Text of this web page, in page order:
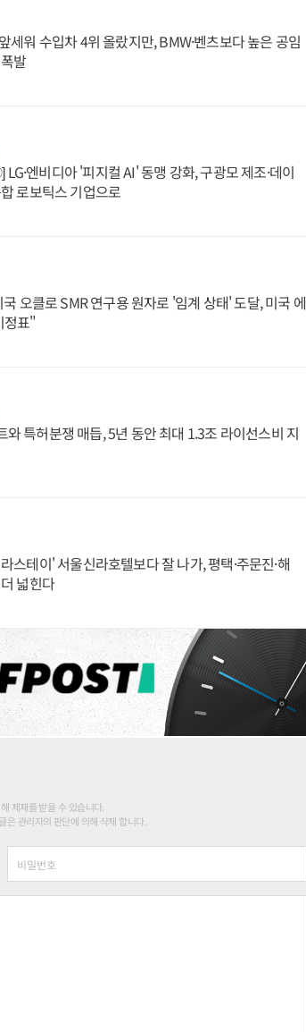
세워 수입차 4위 올랐지만, BMW·벤츠보다 높은 공임
발
엔비디아 '피지컬 AI' 동맹 강화, 구광모 제조·데이
로보틱스 기업으로
오클로 SMR 연구용 원자로 '임계 상태' 도달, 미국 에
정표"
와 특허분쟁 매듭, 5년 동안 최대 1.3조 라이선스비 지
스테이' 서울신라호텔보다 잘 나가, 평택·주문진·해
넓힌다
제재를 받을 수 있습니다.
은 관리자의 판단에 의해 삭제 합니다.